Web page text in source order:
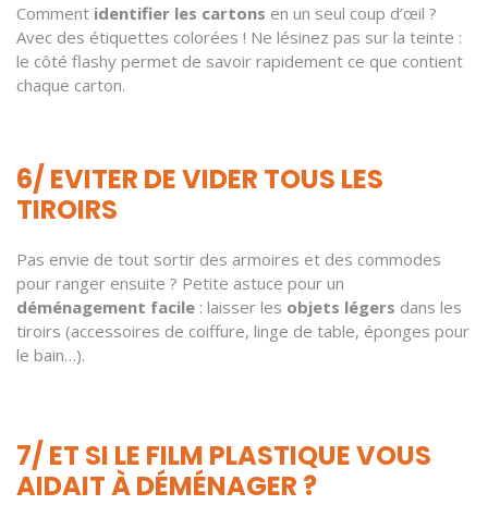
Comment identifier les cartons en un seul coup d’œil ?
Avec des étiquettes colorées ! Ne lésinez pas sur la teinte :
le côté flashy permet de savoir rapidement ce que contient
chaque carton.
6/ EVITER DE VIDER TOUS LES
TIROIRS
Pas envie de tout sortir des armoires et des commodes
pour ranger ensuite ? Petite astuce pour un
déménagement facile : laisser les objets légers dans les
tiroirs (accessoires de coiffure, linge de table, éponges pour
le bain…).
7/ ET SI LE FILM PLASTIQUE VOUS
AIDAIT À DÉMÉNAGER ?